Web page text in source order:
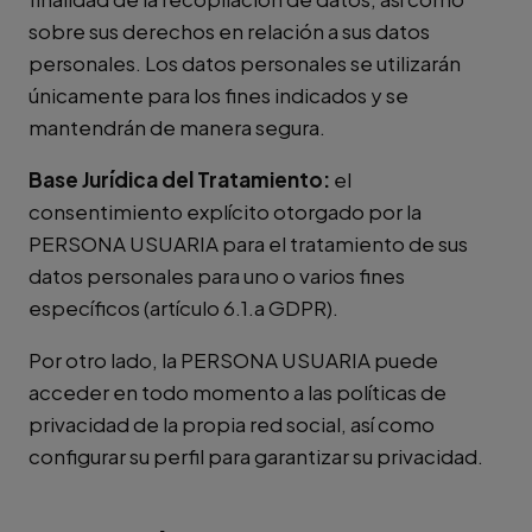
sobre sus derechos en relación a sus datos
personales. Los datos personales se utilizarán
únicamente para los fines indicados y se
mantendrán de manera segura.
Base Jurídica del Tratamiento: el
consentimiento explícito otorgado por la
PERSONA USUARIA para el tratamiento de sus
datos personales para uno o varios fines
específicos (artículo 6.1.a GDPR).
Por otro lado, la PERSONA USUARIA puede
acceder en todo momento a las políticas de
privacidad de la propia red social, así como
configurar su perfil para garantizar su privacidad.